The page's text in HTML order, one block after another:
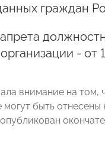
граждан
- от
внимание на том,
могут быть